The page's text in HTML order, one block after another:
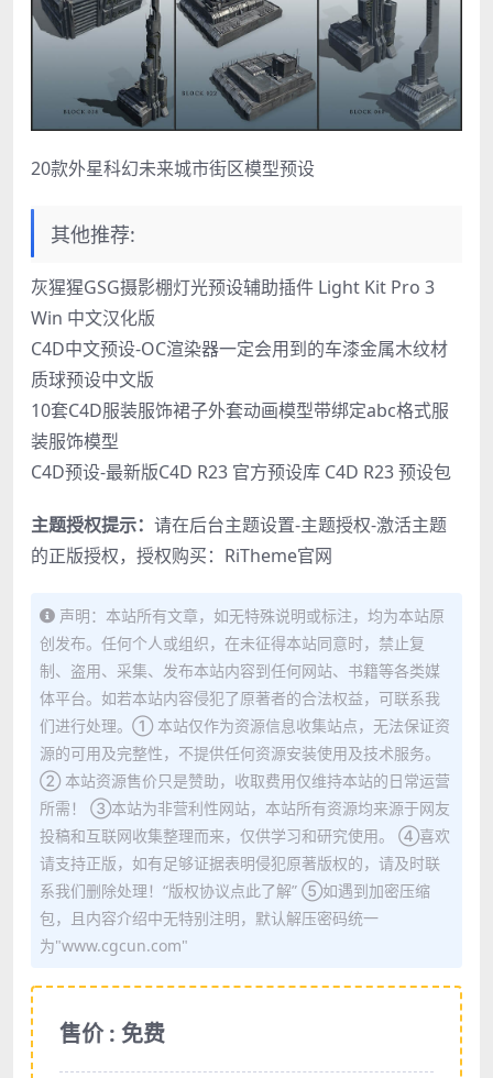
20款外星科幻未来城市街区模型预设
其他推荐:
灰猩猩GSG摄影棚灯光预设辅助插件 Light Kit Pro 3
Win 中文汉化版
C4D中文预设-OC渲染器一定会用到的车漆金属木纹材
质球预设中文版
10套C4D服装服饰裙子外套动画模型带绑定abc格式服
装服饰模型
C4D预设-最新版C4D R23 官方预设库 C4D R23 预设包
主题授权提示： 请在后台主题设置-主题授权-激活主题
的正版授权，授权购买： RiTheme官网
声明：本站所有文章，如无特殊说明或标注，均为本站原
创发布。任何个人或组织，在未征得本站同意时，禁止复
制、盗用、采集、发布本站内容到任何网站、书籍等各类媒
体平台。如若本站内容侵犯了原著者的合法权益，可联系我
们进行处理。① 本站仅作为资源信息收集站点，无法保证资
源的可用及完整性，不提供任何资源安装使用及技术服务。
② 本站资源售价只是赞助，收取费用仅维持本站的日常运营
所需！ ③本站为非营利性网站，本站所有资源均来源于网友
投稿和互联网收集整理而来，仅供学习和研究使用。 ④喜欢
请支持正版，如有足够证据表明侵犯原著版权的，请及时联
系我们删除处理！“版权协议点此了解” ⑤如遇到加密压缩
包，且内容介绍中无特别注明，默认解压密码统一
为"www.cgcun.com"
售价 : 免费